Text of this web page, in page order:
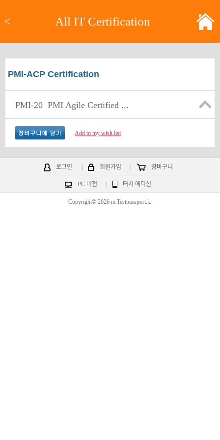
< All IT Certification
PMI-ACP Certification
PMI-20 PMI Agile Certified ...
Add to my wish list
로그인 회원가입 장바구니
PC 버전 터치 에디션
Copyright© 2026 m.Testpassport.kr